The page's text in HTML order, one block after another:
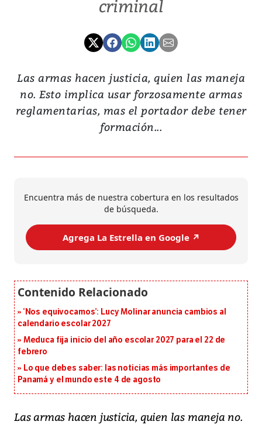
criminal
Las armas hacen justicia, quien las maneja
no. Esto implica usar forzosamente armas
reglamentarias, mas el portador debe tener
formación...
Encuentra más de nuestra cobertura en los resultados
de búsqueda.
Agrega La Estrella en Google ↗️
‘Nos equivocamos’: Lucy Molinar anuncia cambios al
calendario escolar 2027
Meduca fija inicio del año escolar 2027 para el 22 de
febrero
Lo que debes saber: las noticias más importantes de
Panamá y el mundo este 4 de agosto
Las armas hacen justicia, quien las maneja no.